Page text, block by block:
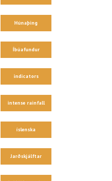
Húnaþing
Íbúafundur
indicators
intense rainfall
íslenska
Jarðskjálftar